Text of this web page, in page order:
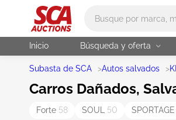
Inicio Búsqueda y oferta
Subasta de SCA >Autos salvados >
Carros Dañados,
Forte 58 SOUL 50 SPORTAGE